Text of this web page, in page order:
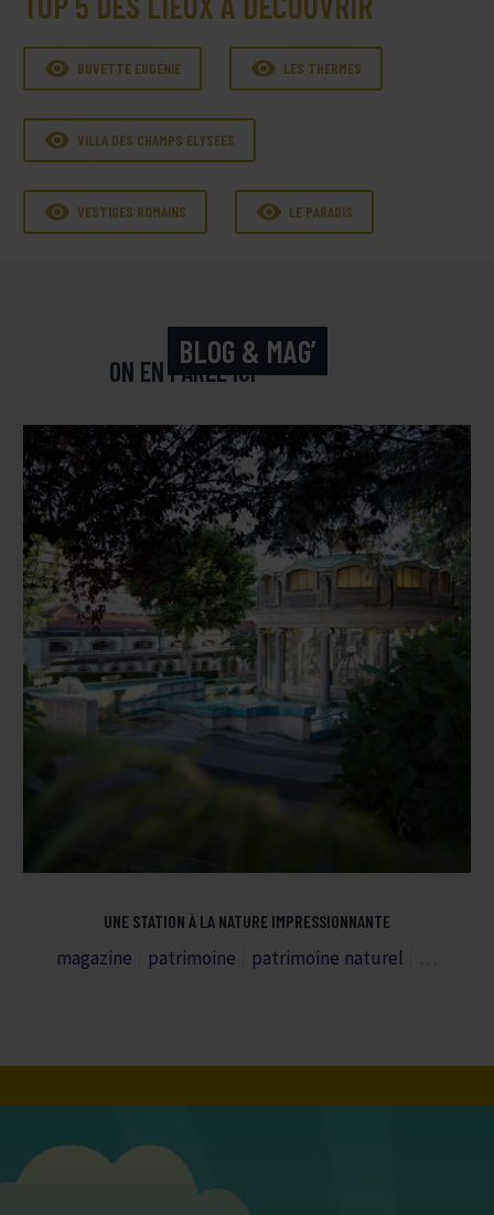
 BUVETTE EUGÉNIE  LES THERMES
 VILLA DES CHAMPS ELYSÉES
 VESTIGES ROMAINS  LE PARADIS
BLOG & MAG’
ON EN PARLE ICI
UNE STATION À LA NATURE IMPRESSIONNANTE
magazine patrimoine patrimoine naturel